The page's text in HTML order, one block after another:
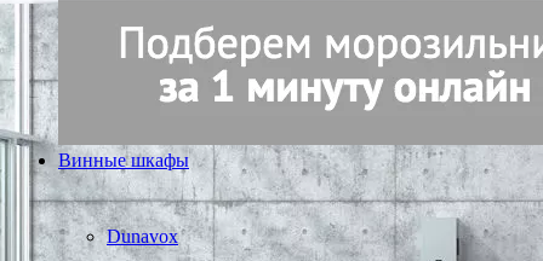
Винные шкафы
Dunavox